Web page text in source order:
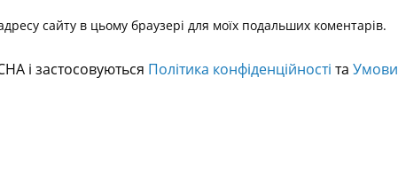
сайту в цьому браузері для моїх подальших коментарів.
і застосовуються Політика конфіденційності та Умови